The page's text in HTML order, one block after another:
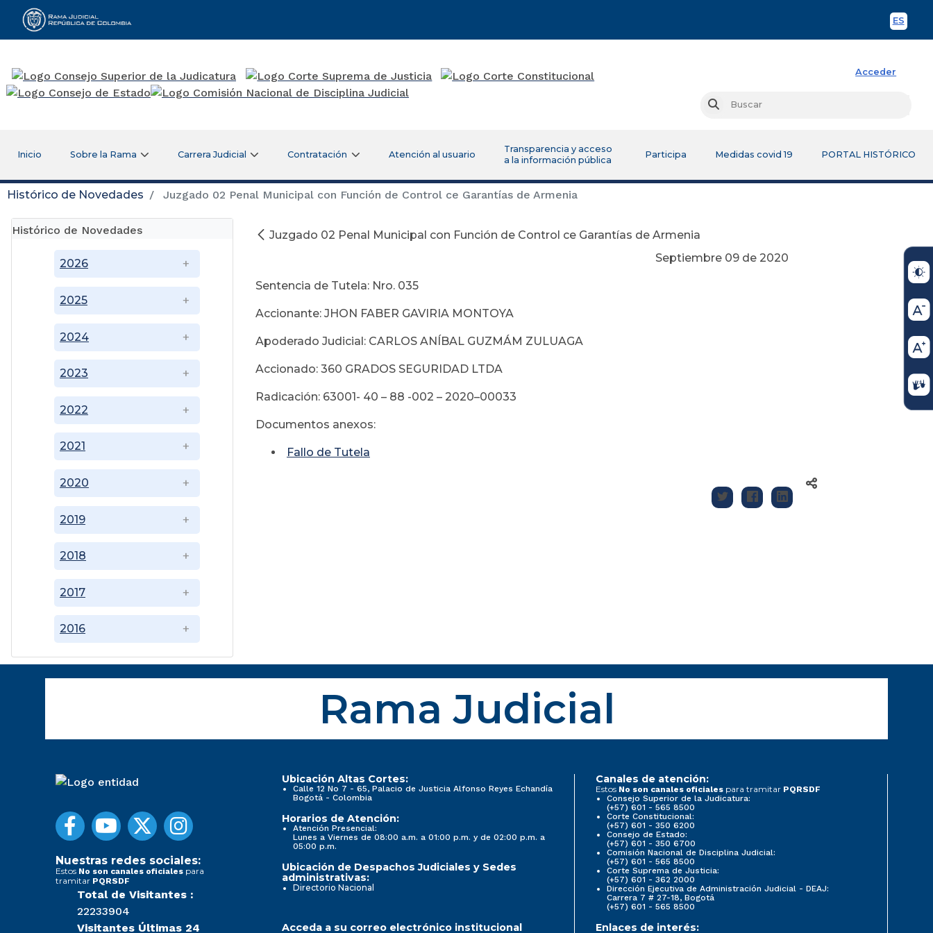
ES
Rama Judicial
Acceder
Buscar
Inicio Sobre la Rama Carrera Judicial Contratación Atención al usuario
Transparencia y acceso
a la información pública
Participa Medidas covid 19 PORTAL HISTÓRICO
Histórico de Novedades Juzgado 02 Penal Municipal con Función de Control ce Garantías de Armenia
Histórico de Novedades
2016
2017
2018
2019
2020
2021
2022
2023
2024
2025
2026
Juzgado 02 Penal Municipal con Función de Control ce Garantías de Armenia
Septiembre 09 de 2020
Sentencia de Tutela: Nro. 035
Accionante: JHON FABER GAVIRIA MONTOYA
Apoderado Judicial: CARLOS ANÍBAL GUZMÁM ZULUAGA
Accionado: 360 GRADOS SEGURIDAD LTDA
Radicación: 63001- 40 – 88 -002 – 2020–00033
Documentos anexos:
Fallo de Tutela
Rama Judicial
Nuestras redes sociales:
Estos No son canales oficiales para
tramitar PQRSDF
Total de Visitantes :
22233904
Visitantes Últimas 24
Ubicación Altas Cortes:
Calle 12 No 7 - 65, Palacio de Justicia Alfonso Reyes Echandía
Bogotá - Colombia
Horarios de Atención:
Atención Presencial:
Lunes a Viernes de 08:00 a.m. a 01:00 p.m. y de 02:00 p.m. a
05:00 p.m.
Ubicación de Despachos Judiciales y Sedes
administrativas:
Directorio Nacional
Canales de atención:
Estos No son canales oficiales para tramitar PQRSDF
Consejo Superior de la Judicatura:
(+57) 601 - 565 8500
Corte Constitucional:
(+57) 601 - 350 6200
Consejo de Estado:
(+57) 601 - 350 6700
Comisión Nacional de Disciplina Judicial:
(+57) 601 - 565 8500
Corte Suprema de Justicia:
(+57) 601 - 362 2000
Dirección Ejecutiva de Administración Judicial - DEAJ:
Carrera 7 # 27-18, Bogotá
(+57) 601 - 565 8500
Acceda a su correo electrónico institucional Enlaces de interés: